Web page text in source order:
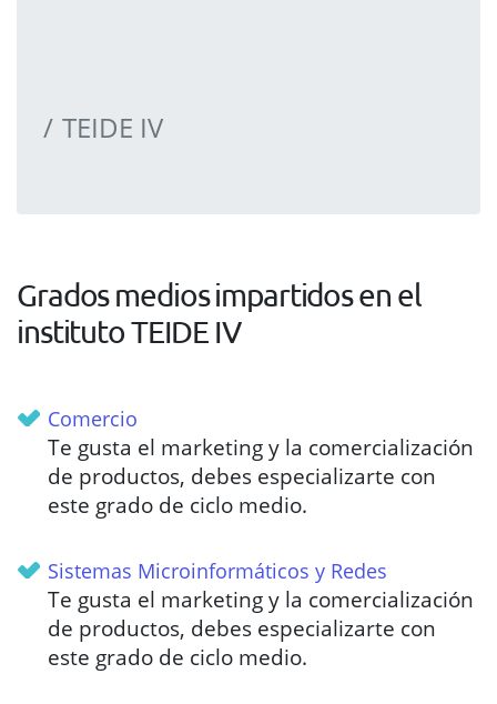
TEIDE IV
Grados medios impartidos en el
instituto TEIDE IV
Comercio
Te gusta el marketing y la comercialización
de productos, debes especializarte con
este grado de ciclo medio.
Sistemas Microinformáticos y Redes
Te gusta el marketing y la comercialización
de productos, debes especializarte con
este grado de ciclo medio.